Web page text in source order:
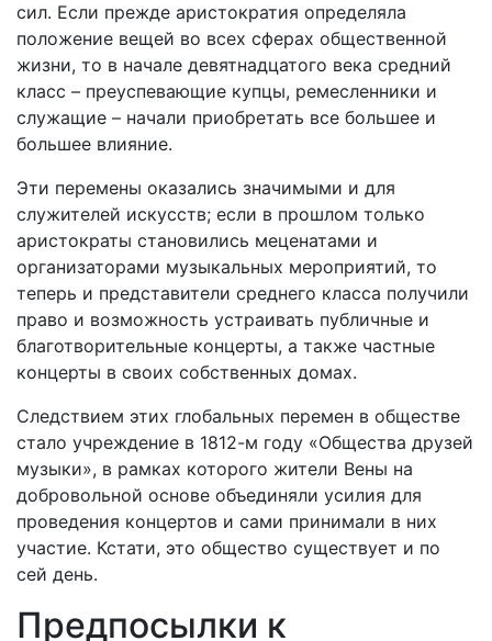
сил. Если прежде аристократия определяла
положение вещей во всех сферах общественной
жизни, то в начале девятнадцатого века средний
класс – преуспевающие купцы, ремесленники и
служащие – начали приобретать все большее и
большее влияние.
Эти перемены оказались значимыми и для
служителей искусств; если в прошлом только
аристократы становились меценатами и
организаторами музыкальных мероприятий, то
теперь и представители среднего класса получили
право и возможность устраивать публичные и
благотворительные концерты, а также частные
концерты в своих собственных домах.
Следствием этих глобальных перемен в обществе
стало учреждение в 1812-м году «Общества друзей
музыки», в рамках которого жители Вены на
добровольной основе объединяли усилия для
проведения концертов и сами принимали в них
участие. Кстати, это общество существует и по
сей день.
Предпосылки к